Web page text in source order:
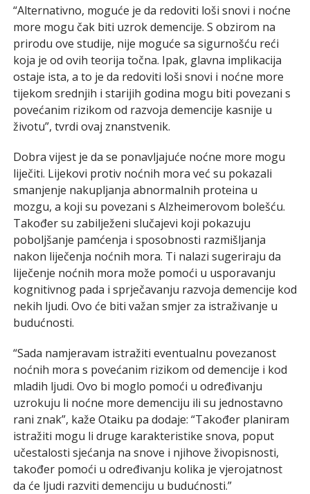
“Alternativno, moguće je da redoviti loši snovi i noćne
more mogu čak biti uzrok demencije. S obzirom na
prirodu ove studije, nije moguće sa sigurnošću reći
koja je od ovih teorija točna. Ipak, glavna implikacija
ostaje ista, a to je da redoviti loši snovi i noćne more
tijekom srednjih i starijih godina mogu biti povezani s
povećanim rizikom od razvoja demencije kasnije u
životu”, tvrdi ovaj znanstvenik.
Dobra vijest je da se ponavljajuće noćne more mogu
liječiti. Lijekovi protiv noćnih mora već su pokazali
smanjenje nakupljanja abnormalnih proteina u
mozgu, a koji su povezani s Alzheimerovom bolešću.
Također su zabilježeni slučajevi koji pokazuju
poboljšanje pamćenja i sposobnosti razmišljanja
nakon liječenja noćnih mora. Ti nalazi sugeriraju da
liječenje noćnih mora može pomoći u usporavanju
kognitivnog pada i sprječavanju razvoja demencije kod
nekih ljudi. Ovo će biti važan smjer za istraživanje u
budućnosti.
“Sada namjeravam istražiti eventualnu povezanost
noćnih mora s povećanim rizikom od demencije i kod
mladih ljudi. Ovo bi moglo pomoći u određivanju
uzrokuju li noćne more demenciju ili su jednostavno
rani znak”, kaže Otaiku pa dodaje: “Također planiram
istražiti mogu li druge karakteristike snova, poput
učestalosti sjećanja na snove i njihove živopisnosti,
također pomoći u određivanju kolika je vjerojatnost
da će ljudi razviti demenciju u budućnosti.”